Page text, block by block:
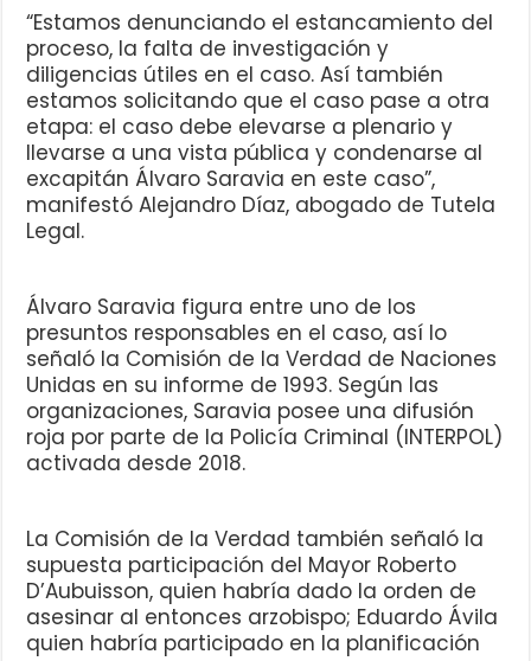
“Estamos denunciando el estancamiento del
proceso, la falta de investigación y
diligencias útiles en el caso. Así también
estamos solicitando que el caso pase a otra
etapa: el caso debe elevarse a plenario y
llevarse a una vista pública y condenarse al
excapitán Álvaro Saravia en este caso”,
manifestó Alejandro Díaz, abogado de Tutela
Legal.
Álvaro Saravia figura entre uno de los
presuntos responsables en el caso, así lo
señaló la Comisión de la Verdad de Naciones
Unidas en su informe de 1993. Según las
organizaciones, Saravia posee una difusión
roja por parte de la Policía Criminal (INTERPOL)
activada desde 2018.
La Comisión de la Verdad también señaló la
supuesta participación del Mayor Roberto
D’Aubuisson, quien habría dado la orden de
asesinar al entonces arzobispo; Eduardo Ávila
quien habría participado en la planificación